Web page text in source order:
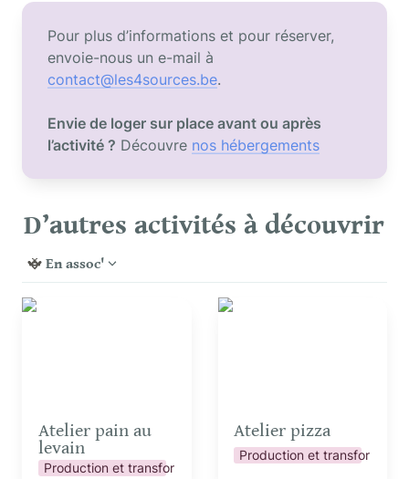
Pour plus d’informations et pour réserver,
contact@les4sources.be
Envie de loger sur place avant ou après
l’activité ? Découvre nos hébergements
D’autres activités à découvrir
En assoc'
Atelier pain au levain
Atelier pain au
levain
Production et transformation
Atelier pizza
Atelier pizza
Production et